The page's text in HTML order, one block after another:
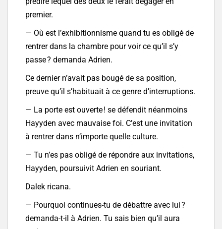
premier.
— Où est l’exhibitionnisme quand tu es obligé de
rentrer dans la chambre pour voir ce qu’il s’y
passe ? demanda Adrien.
Ce dernier n’avait pas bougé de sa position,
preuve qu’il s’habituait à ce genre d’interruptions.
— La porte est ouverte ! se défendit néanmoins
Hayyden avec mauvaise foi. C’est une invitation
à rentrer dans n’importe quelle culture.
— Tu n’es pas obligé de répondre aux invitations,
Hayyden, poursuivit Adrien en souriant.
Dalek ricana.
— Pourquoi continues-tu de débattre avec lui ?
demanda-t-il à Adrien. Tu sais bien qu’il aura